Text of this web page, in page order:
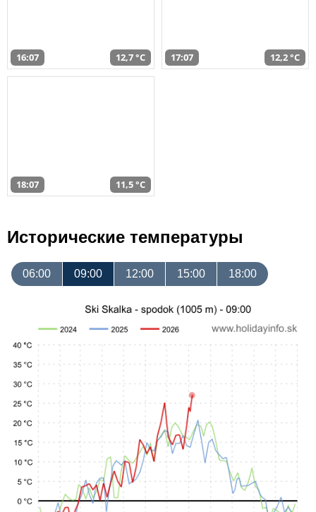
16:07 12,7 °C 17:07 12,2 °C
18:07 11,5 °C
Исторические температуры
06:00 09:00 12:00 15:00 18:00